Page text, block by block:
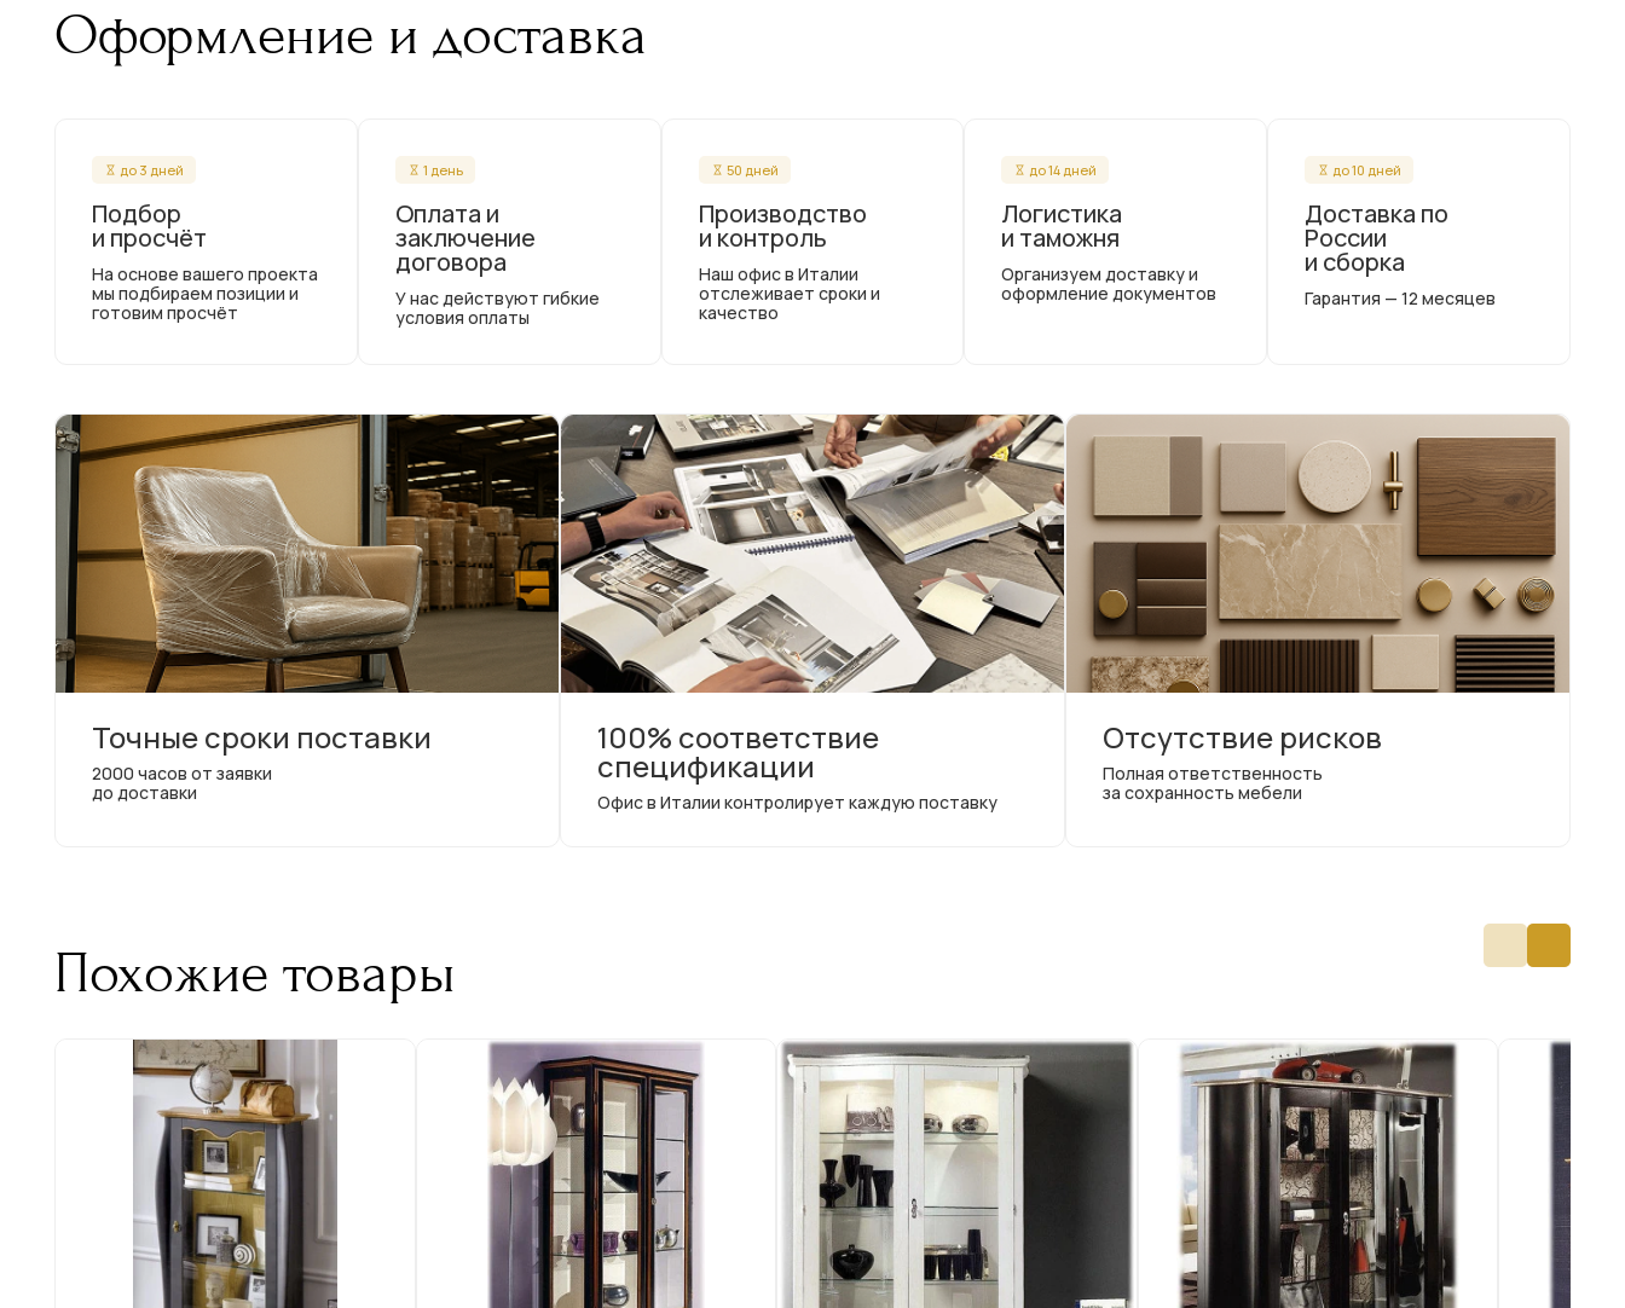
Оформление и доставка
до 3 дней
Подбор
и просчёт
На основе вашего проекта
мы подбираем позиции и
готовим просчёт
1 день
Оплата и
заключение
договора
У нас действуют гибкие
условия оплаты
50 дней
Производство
и контроль
Наш офис в Италии
отслеживает сроки и
качество
до 14 дней
Логистика
и таможня
Организуем доставку и
оформление документов
до 10 дней
Доставка по
России
и сборка
Гарантия — 12 месяцев
Точные сроки поставки
2000 часов от заявки
до доставки
100% соответствие
спецификации
Офис в Италии контролирует каждую поставку
Отсутствие рисков
Полная ответственность
за сохранность мебели
Похожие товары